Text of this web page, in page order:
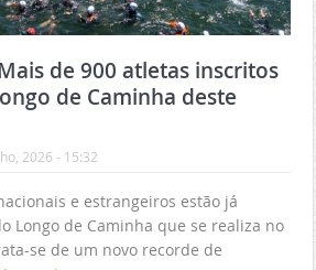
de 900 atletas inscritos
de Caminha deste
2026 - 15:32
e estrangeiros estão já
Longo de Caminha que se realiza no
se de um novo recorde de